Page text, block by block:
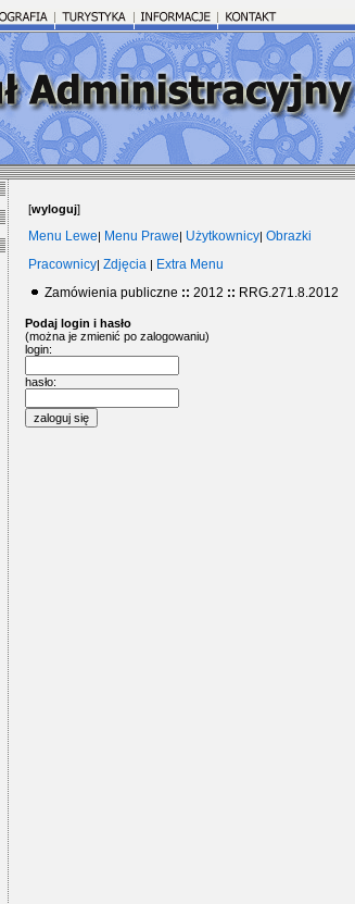
[wyloguj]
Menu Lewe| Menu Prawe| Użytkownicy| Obrazki
Pracownicy| Zdjęcia | Extra Menu
Zamówienia publiczne :: 2012 :: RRG.271.8.2012
Podaj login i hasło
(można je zmienić po zalogowaniu)
login:
hasło: